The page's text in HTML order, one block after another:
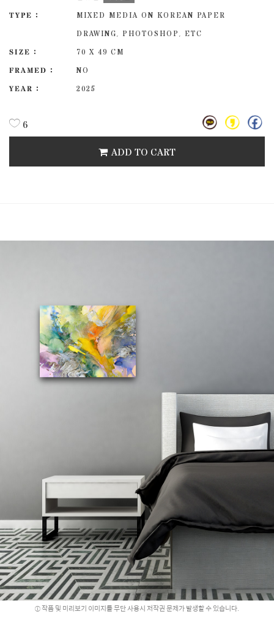
TYPE :
MIXED MEDIA ON KOREAN PAPER
DRAWING, PHOTOSHOP, ETC
SIZE :
70 X 49 CM
FRAMED :
NO
YEAR :
2025
6
ADD TO CART
작품 및 미리보기 이미지를 무단 사용시 저작권 문제가 발생할 수 있습니다.